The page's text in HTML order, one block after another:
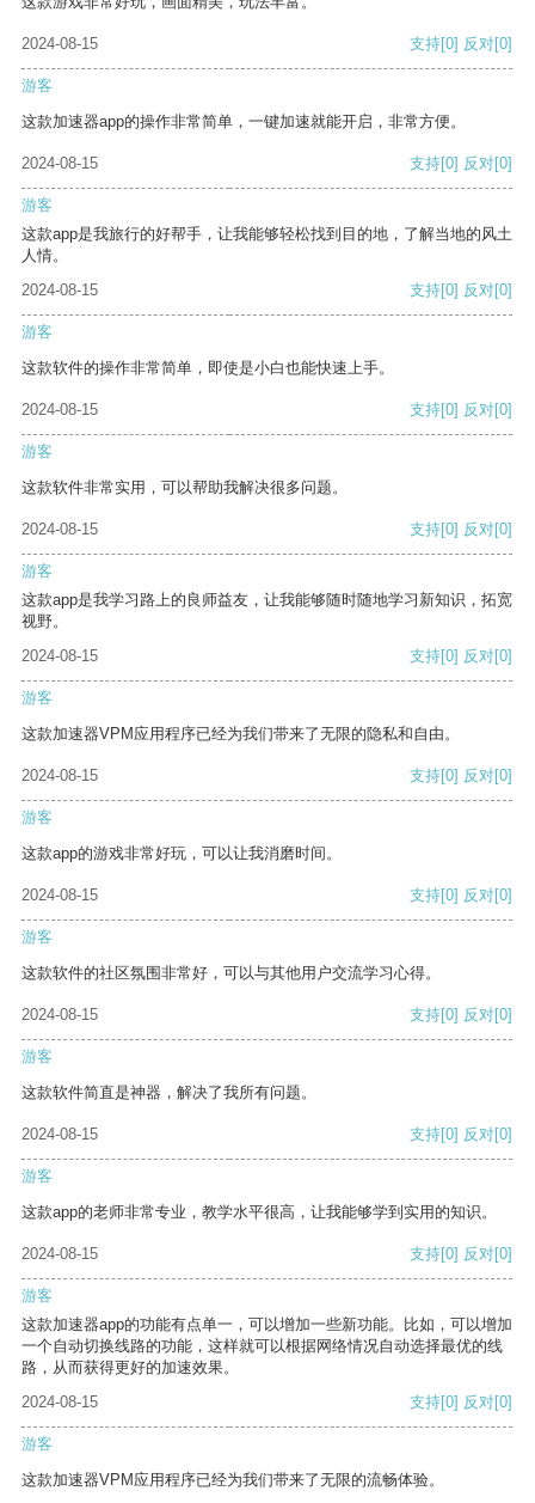
2024-08-15 支持[0] 反对[0]
游客
这款加速器app的操作非常简单，一键加速就能开启，非常方便。
2024-08-15 支持[0] 反对[0]
游客
这款app是我旅行的好帮手，让我能够轻松找到目的地，了解当地的风土
人情。
2024-08-15
支持[0] 反对[0]
游客
这款软件的操作非常简单，即使是小白也能快速上手。
2024-08-15 支持[0] 反对[0]
游客
这款软件非常实用，可以帮助我解决很多问题。
2024-08-15 支持[0] 反对[0]
游客
这款app是我学习路上的良师益友，让我能够随时随地学习新知识，拓宽
视野。
2024-08-15
支持[0] 反对[0]
游客
这款加速器VPM应用程序已经为我们带来了无限的隐私和自由。
2024-08-15 支持[0] 反对[0]
游客
这款app的游戏非常好玩，可以让我消磨时间。
2024-08-15 支持[0] 反对[0]
游客
这款软件的社区氛围非常好，可以与其他用户交流学习心得。
2024-08-15 支持[0] 反对[0]
游客
这款软件简直是神器，解决了我所有问题。
2024-08-15 支持[0] 反对[0]
游客
这款app的老师非常专业，教学水平很高，让我能够学到实用的知识。
2024-08-15 支持[0] 反对[0]
游客
这款加速器app的功能有点单一，可以增加一些新功能。比如，可以增加
一个自动切换线路的功能，这样就可以根据网络情况自动选择最优的线
路，从而获得更好的加速效果。
2024-08-15
支持[0] 反对[0]
游客
这款加速器VPM应用程序已经为我们带来了无限的流畅体验。